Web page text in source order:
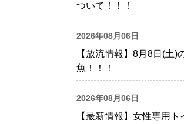
ついて！！！
2026年08月06日
【放流情報】8月8日(土)
魚！！！
2026年08月06日
【最新情報】女性専用ト